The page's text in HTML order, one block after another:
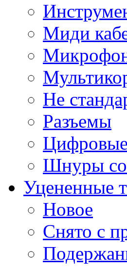
Миди
Не
Разъемы
Шнуры
Уцененные
Новое
Снято с